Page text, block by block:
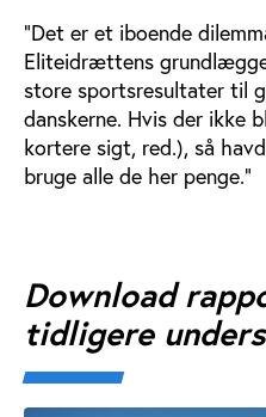
”Det er et iboende
Eliteidrættens
store sportsresultater til
danskerne. Hvis der ikke
kortere sigt, red.), så
bruge alle de her penge.”
Download
tidligere